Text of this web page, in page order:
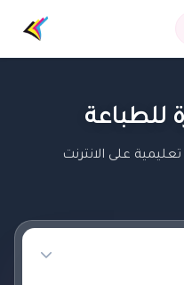
للطباعة
على الانترنت